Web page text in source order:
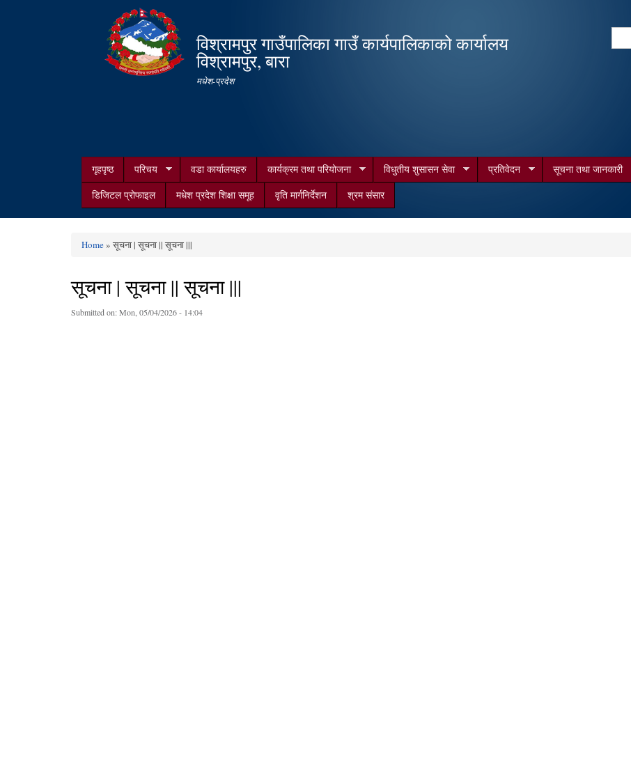
content
विश्रामपुर गाउँपालिका गाउँ कार्यपालिकाको कार्यालय
विश्रामपुर, बारा
मधेश-प्रदेश
गृहपृष्ठ परिचय वडा कार्यालयहरु कार्यक्रम तथा परियोजना विधुतीय शुसासन सेवा प्रतिवेदन सूचना तथा जानकारी
डिजिटल प्रोफाइल
मधेश प्रदेश शिक्षा समूह वृति मार्गनिर्देशन श्रम संसार
You are here
Home» सूचना | सूचना || सूचना |||
सूचना | सूचना || सूचना |||
Submitted on:Mon, 05/04/2026 - 14:04